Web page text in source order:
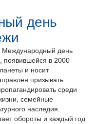
день
Международный день
появившейся в 2000
и носит
призывать
среди
семейные
наследия.
обороты и каждый год